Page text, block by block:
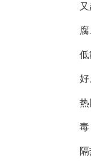
低
好
热
毒